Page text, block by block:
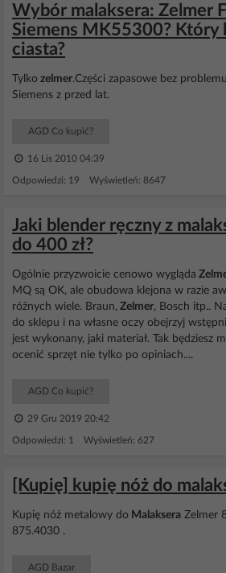
Wybór malaksera: Zelmer
Siemens MK55300? Który
ciasta?
Tylko zelmer.Części zapasowe bez
Siemens z przed lat.
AGD Co kupić?
16 Lis 2010 04:39
Odpowiedzi: 19 Wyświetleń: 8647
Jaki blender ręczny z
do 400 zł?
Ogólnie przyzwoicie cenowo wygląda
MQ są OK, ale obudowa klejona w razie
różnych wiele. Braun, Zelmer, Bosch itp..
do sklepu i na własne oczy obejrzyj
jest wykonany, jaki materiał. Tak będziesz
ocenić sprzęt nie tylko po opiniach....
AGD Co kupić?
29 Gru 2019 20:42
Odpowiedzi: 1 Wyświetleń: 627
[Kupię] kupię nóż do
Kupię nóż metalowy do Malaksera Zelmer
875.4030 .
AGD Bazar